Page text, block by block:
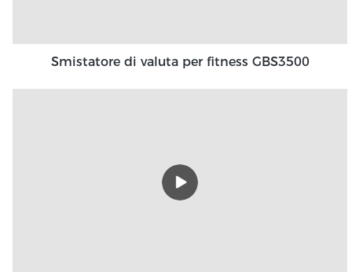
Smistatore di valuta per fitness GBS3500